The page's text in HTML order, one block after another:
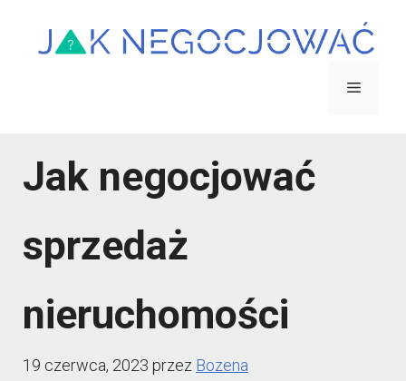
Menu
Jak negocjować
sprzedaż
nieruchomości
19 czerwca, 2023 przez Bozena